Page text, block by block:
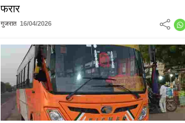
फरार
गुजरात 16/04/2026